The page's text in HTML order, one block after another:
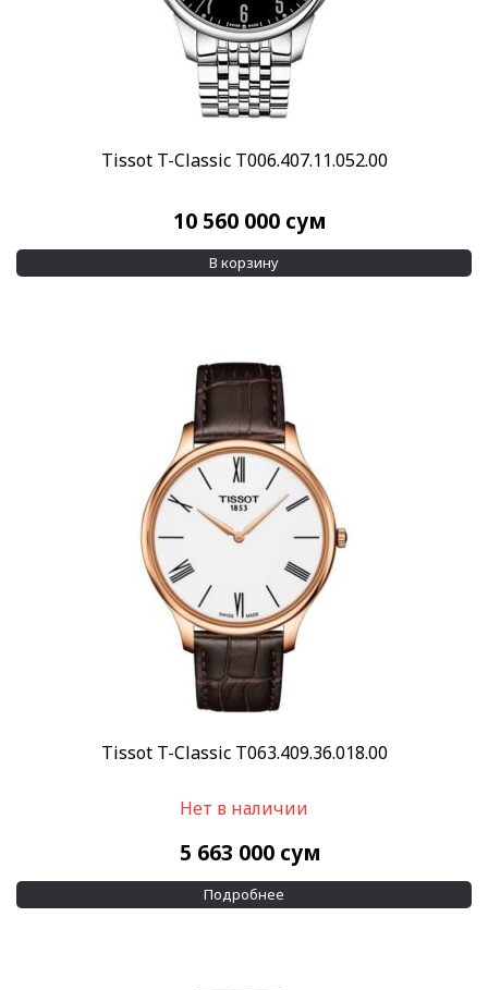
Tissot T-Classic T006.407.11.052.00
10 560 000 сум
В корзину
Tissot T-Classic T063.409.36.018.00
Нет в наличии
5 663 000 сум
Подробнее